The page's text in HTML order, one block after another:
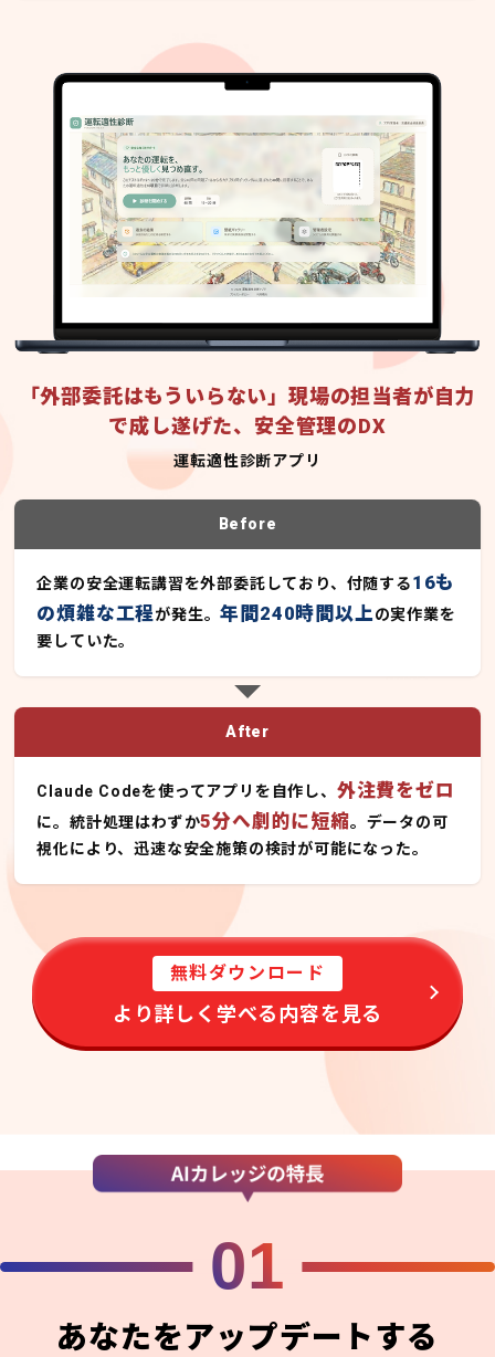
「外部委託はもういらない」現場の担当者が自力
で成し遂げた、安全管理のDX
運転適性診断アプリ
Before
企業の安全運転講習を外部委託しており、付随する16も
の煩雑な工程が発生。年間240時間以上の実作業を
要していた。
After
Claude Codeを使ってアプリを自作し、 外注費をゼロ
に。統計処理はわずか5分へ劇的に短縮。データの可
視化により、迅速な安全施策の検討が可能になった。
無料ダウンロード
より詳しく学べる内容を見る
01
あなたをアップデートする